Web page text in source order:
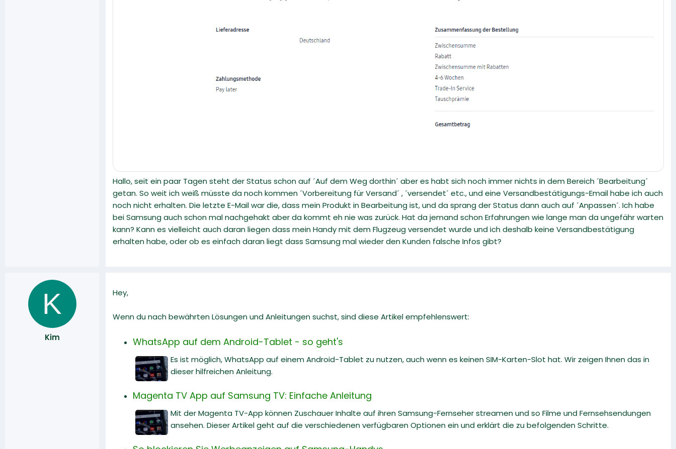
Hallo, seit ein paar Tagen steht der Status schon auf ´Auf dem Weg dorthin´ aber es habt sich noch immer nichts in dem Bereich ´Bearbeitung´
getan. So weit ich weiß müsste da noch kommen ´Vorbereitung für Versand´ , ´versendet´ etc., und eine Versandbestätigungs-Email habe ich auch
noch nicht erhalten. Die letzte E-Mail war die, dass mein Produkt in Bearbeitung ist, und da sprang der Status dann auch auf ´Anpassen´. Ich habe
bei Samsung auch schon mal nachgehakt aber da kommt eh nie was zurück. Hat da jemand schon Erfahrungen wie lange man da ungefähr warten
kann? Kann es vielleicht auch daran liegen dass mein Handy mit dem Flugzeug versendet wurde und ich deshalb keine Versandbestätigung
erhalten habe, oder ob es einfach daran liegt dass Samsung mal wieder den Kunden falsche Infos gibt?
K
Kim
Hey,
Wenn du nach bewährten Lösungen und Anleitungen suchst, sind diese Artikel empfehlenswert:
WhatsApp auf dem Android-Tablet - so geht's
Es ist möglich, WhatsApp auf einem Android-Tablet zu nutzen, auch wenn es keinen SIM-Karten-Slot hat. Wir zeigen Ihnen das in
dieser hilfreichen Anleitung.
Magenta TV App auf Samsung TV: Einfache Anleitung
Mit der Magenta TV-App können Zuschauer Inhalte auf ihren Samsung-Fernseher streamen und so Filme und Fernsehsendungen
ansehen. Dieser Artikel geht auf die verschiedenen verfügbaren Optionen ein und erklärt die zu befolgenden Schritte.